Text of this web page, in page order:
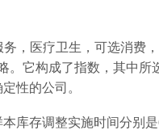
，医疗卫生，可选消费
。它构成了指数，其中所
性的公司。
库存调整实施时间分别